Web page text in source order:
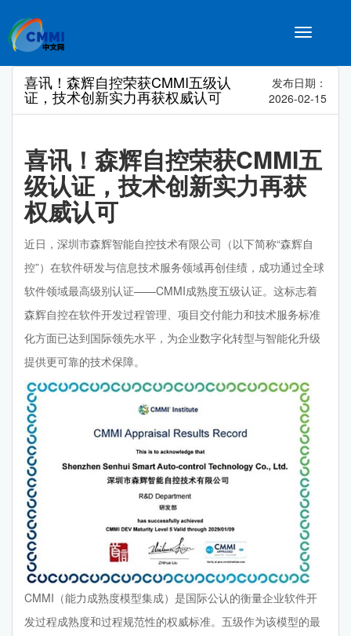
Toggle
喜讯！森辉自控荣获CMMI五级认
证，技术创新实力再获权威认可
发布日期：
2026-02-15
喜讯！森辉自控荣获CMMI五
级认证，技术创新实力再获
权威认可
近日，深圳市森辉智能自控技术有限公司（以下简称“森辉自
控”）在软件研发与信息技术服务领域再创佳绩，成功通过全球
软件领域最高级别认证——CMMI成熟度五级认证。这标志着
森辉自控在软件开发过程管理、项目交付能力和技术服务标准
化方面已达到国际领先水平，为企业数字化转型与智能化升级
提供更可靠的技术保障。
CMMI（能力成熟度模型集成）是国际公认的衡量企业软件开
发过程成熟度和过程规范性的权威标准。五级作为该模型的最